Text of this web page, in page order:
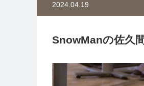
2024.04.19
SnowManの佐久